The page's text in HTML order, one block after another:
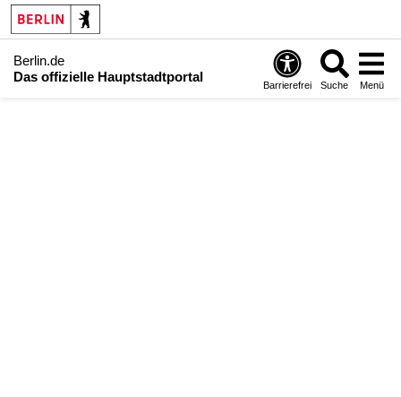
Berlin.de
Das offizielle Hauptstadtportal
Barrierefrei Suche Menü